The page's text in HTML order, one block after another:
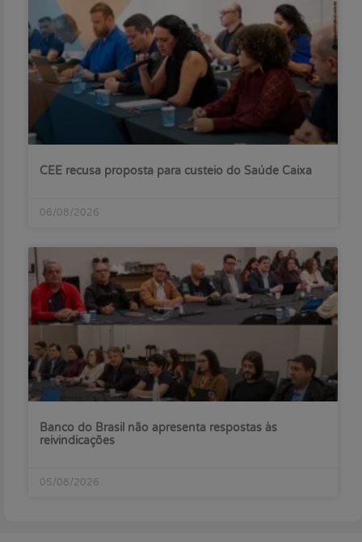
CEE recusa proposta para custeio do Saúde Caixa
06/08/2026
Banco do Brasil não apresenta respostas às
reivindicações
05/08/2026